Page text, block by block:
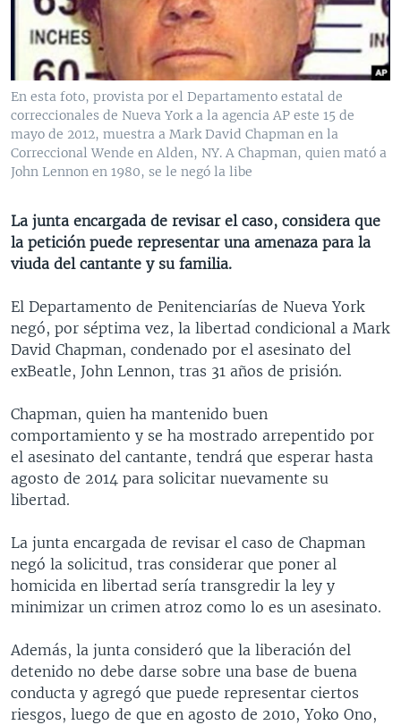
VENEZUELA
BRASIL
NICARAGUA
ECONOMÍA
ENTRETENIMIENTO Y CULTURA
TECNOLOGÍA
DEPORTES
CIENCIA Y SALUD
MULTIMEDIA
VIDEOS
FOTOGRAFÍA
AUDIOS
PROGRAMAS TV
EL MUNDO AL DÍA
FORO INTERAMERICANO
VISIÓN 360
LAS CLAVES
RADIO
AVANCE INFORMATIVO
AUDIONOTICIAS
BUENOS DÍAS AMÉRICA
EL MUNDO AL DÍA [RADIO]
FORO [RADIO]
DEPORTIVO INTERNACIONAL
NOTA ECONÓMICA
ENTRETENIMIENTO
DIRECT
DOCUMENTALES DE LA VOA
SÍGANOS
Idiomas
En esta foto, provista por el Departamento estatal de
correccionales de Nueva York a la agencia AP este 15 de
mayo de 2012, muestra a Mark David Chapman en la
Correccional Wende en Alden, NY. A Chapman, quien mató a
John Lennon en 1980, se le negó la libe
La junta encargada de revisar el caso, considera que
la petición puede representar una amenaza para la
viuda del cantante y su familia.
El Departamento de Penitenciarías de Nueva York
negó, por séptima vez, la libertad condicional a Mark
David Chapman, condenado por el asesinato del
exBeatle, John Lennon, tras 31 años de prisión.
Chapman, quien ha mantenido buen
comportamiento y se ha mostrado arrepentido por
el asesinato del cantante, tendrá que esperar hasta
agosto de 2014 para solicitar nuevamente su
libertad.
La junta encargada de revisar el caso de Chapman
negó la solicitud, tras considerar que poner al
homicida en libertad sería transgredir la ley y
minimizar un crimen atroz como lo es un asesinato.
Además, la junta consideró que la liberación del
detenido no debe darse sobre una base de buena
conducta y agregó que puede representar ciertos
riesgos, luego de que en agosto de 2010, Yoko Ono,